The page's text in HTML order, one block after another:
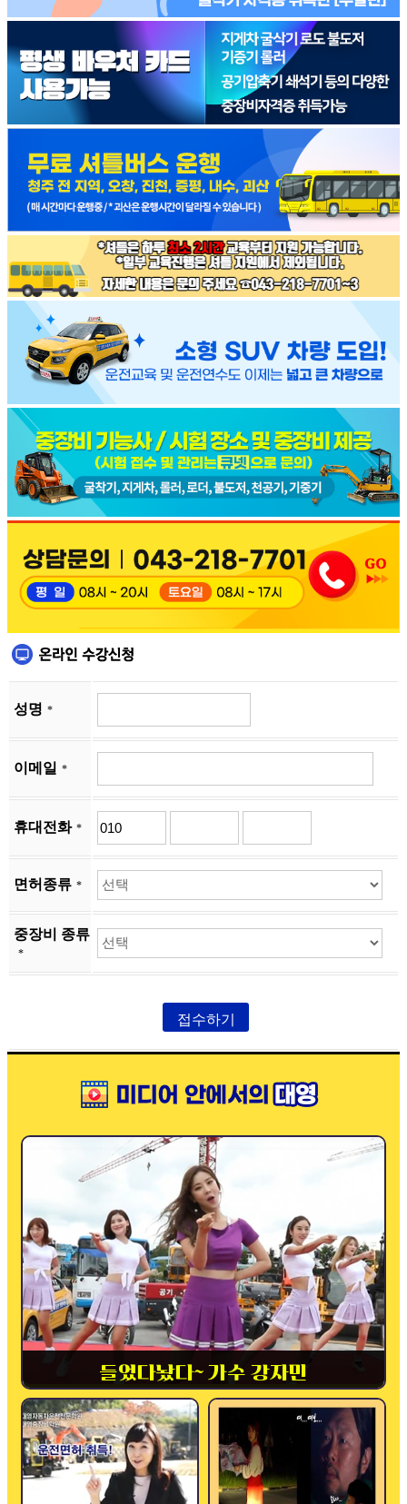
성명 *
이메일 *
휴대전화 *
면허종류 *
중장비 종류
*
접수하기
들었다놨다~ 가수 강자민